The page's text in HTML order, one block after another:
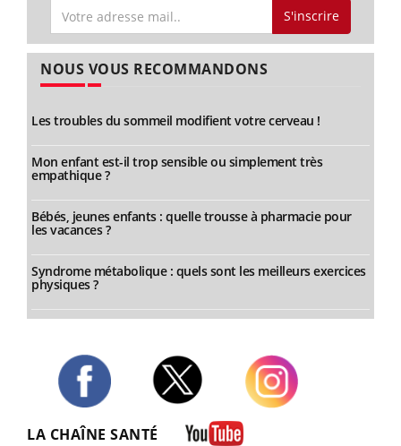
S'inscrire
NOUS VOUS RECOMMANDONS
Les troubles du sommeil modifient votre cerveau !
Mon enfant est-il trop sensible ou simplement très
empathique ?
Bébés, jeunes enfants : quelle trousse à pharmacie pour
les vacances ?
Syndrome métabolique : quels sont les meilleurs exercices
physiques ?
LA CHAÎNE SANTÉ